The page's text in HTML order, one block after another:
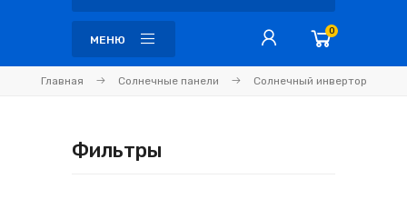
МЕНЮ
0
Главная Солнечные панели Солнечный инвертор
Фильтры